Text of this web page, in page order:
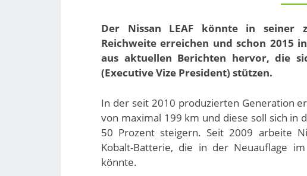
Der Nissan LEAF könnte in seiner
Reichweite erreichen und schon 2015
aus aktuellen Berichten hervor, die
(Executive Vize President) stützen.
In der seit 2010 produzierten Generation
von maximal 199 km und diese soll sich in
50 Prozent steigern. Seit 2009 arbeite
Kobalt-Batterie, die in der Neuauflage
könnte.